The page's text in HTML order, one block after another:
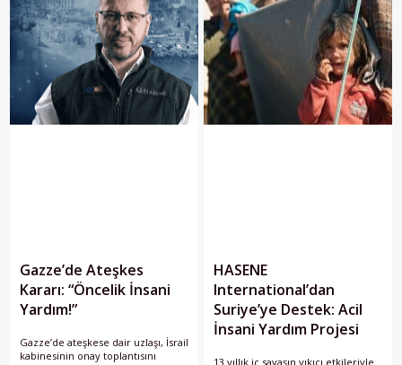
Gazze’de Ateşkes
Kararı: “Öncelik İnsani
Yardım!”
Gazze’de ateşkese dair uzlaşı, İsrail
kabinesinin onay toplantısını
HASENE
International’dan
Suriye’ye Destek: Acil
İnsani Yardım Projesi
13 yıllık iç savaşın yıkıcı etkileriyle